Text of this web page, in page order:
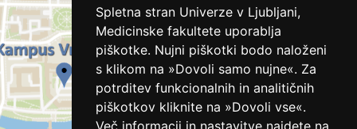
Spletna stran Univerze v Ljubljani,
Medicinske fakultete uporablja
piškotke. Nujni piškotki bodo naloženi
s klikom na »Dovoli samo nujne«. Za
potrditev funkcionalnih in analitičnih
piškotkov kliknite na »Dovoli vse«.
Več informacij in nastavitve najdete na